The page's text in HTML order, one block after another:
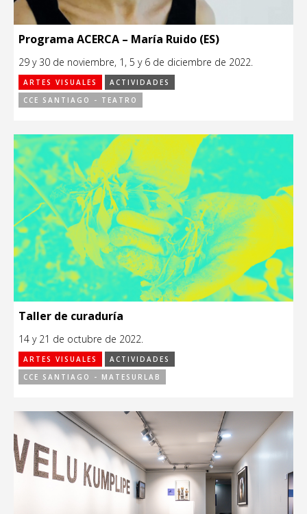
Programa ACERCA – María Ruido (ES)
29 y 30 de noviembre, 1, 5 y 6 de diciembre de 2022.
ARTES VISUALES
ACTIVIDADES
CCE SANTIAGO - TEATRO
Taller de curaduría
14 y 21 de octubre de 2022.
ARTES VISUALES
ACTIVIDADES
CCE SANTIAGO - MATESURLAB